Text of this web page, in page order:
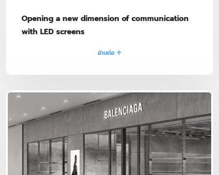
Opening a new dimension of communication
with LED screens
อ่านต่อ